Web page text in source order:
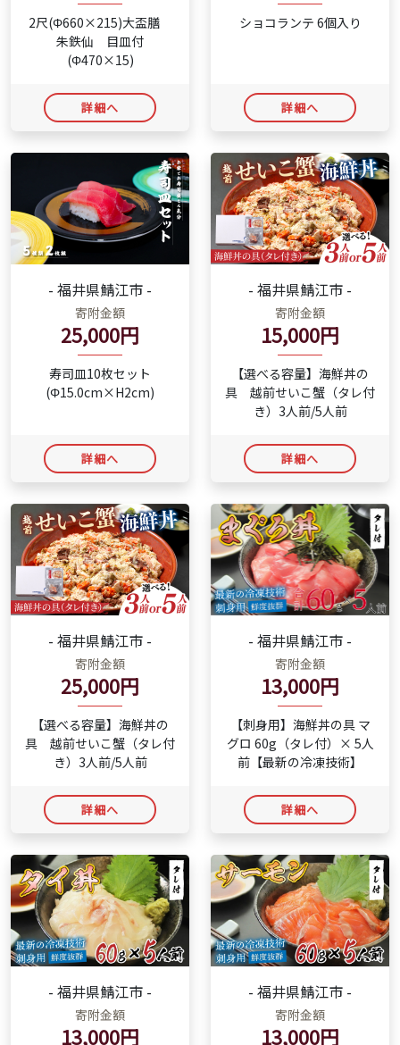
2尺(Φ660×215)大盃膳
朱鉄仙 目皿付
(Φ470×15)
詳細へ
ショコランテ 6個入り
詳細へ
- 福井県鯖江市 -
寄附金額
25,000円
寿司皿10枚セット
(Φ15.0cm×H2cm)
詳細へ
- 福井県鯖江市 -
寄附金額
15,000円
【選べる容量】海鮮丼の
具 越前せいこ蟹（タレ付
き）3人前/5人前
詳細へ
- 福井県鯖江市 -
寄附金額
25,000円
【選べる容量】海鮮丼の
具 越前せいこ蟹（タレ付
き）3人前/5人前
詳細へ
- 福井県鯖江市 -
寄附金額
13,000円
【刺身用】海鮮丼の具 マ
グロ 60g（タレ付）× 5人
前【最新の冷凍技術】
詳細へ
- 福井県鯖江市 -
寄附金額
13,000円
- 福井県鯖江市 -
寄附金額
13,000円